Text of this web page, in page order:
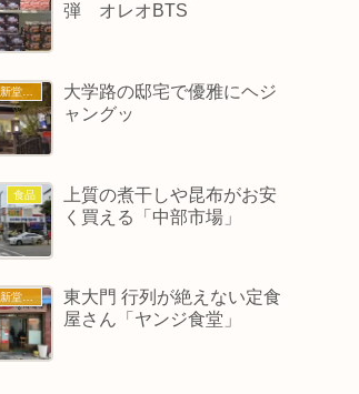
弾 オレオBTS
大学路の邸宅で優雅にヘジ
ャングッ
食品
上質の煮干しや昆布がお安
く買える「中部市場」
東大門・新堂・東廟
東大門 行列が絶えない定食
屋さん「ヤンジ食堂」